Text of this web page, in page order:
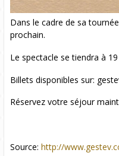
Dans le cadre de sa
prochain.
Le spectacle se tiendra à
Billets disponibles sur:
Réservez votre séjour
Source: http://